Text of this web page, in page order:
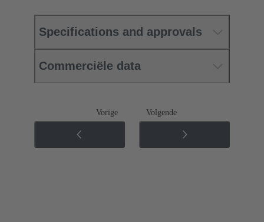
Specifications and approvals
Commerciële data
Vorige Volgende